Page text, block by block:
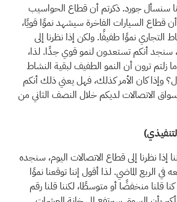
سنسأل جورد. ذكرتم أن قطاع الحواسيب
20%، وأن قطاع السيارات الفاخرة سيشهد نموًا قويًا،
التجاري نموًا طفيفًا. ولكن إذا نظرنا إلى
سنجد أنكم تستعدون لنمو قوي جدًا. لذا،
زلتم ترون أن النمو الطفيف لبقية النشاط
وإذا كان الأمر كذلك، فهل يعني ذلك أنكم
الاتصالات لديكم خلال النصف الثاني من
إذا نظرنا إلى قطاع الاتصالات اليوم، سنجده
في الربع الماضي. لذا أقول إننا توقعنا نموًا
قلنا منخفضًا أو متوسطًا، لكننا قلنا رقم